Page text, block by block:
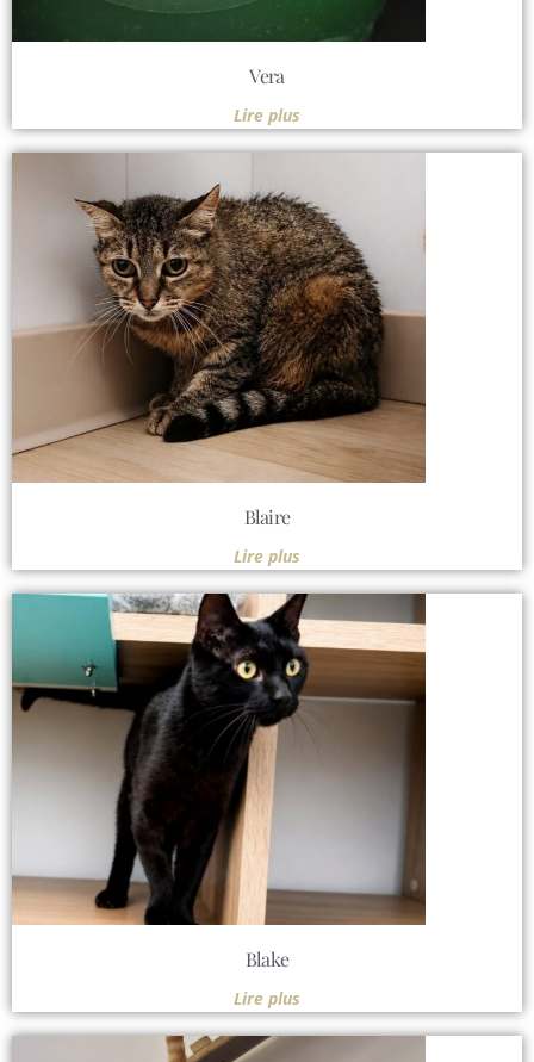
Vera
Lire plus
Blaire
Lire plus
Blake
Lire plus